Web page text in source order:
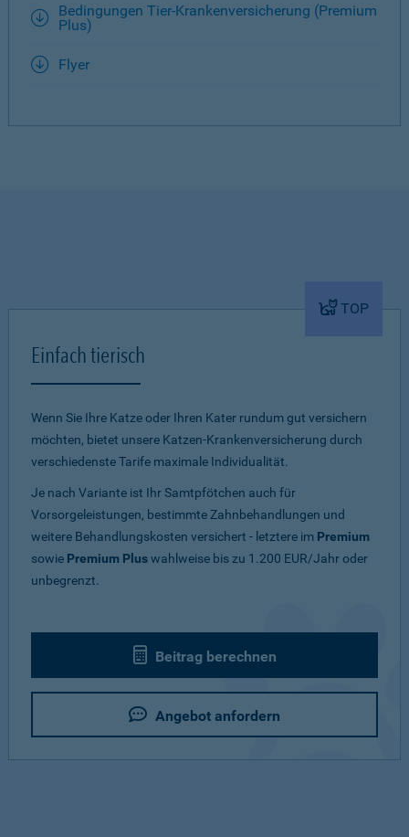
Bedingungen Tier-Krankenversicherung (Premium
Plus)
Flyer
TOP
Einfach tierisch
Wenn Sie Ihre Katze oder Ihren Kater rundum gut versichern
möchten, bietet unsere Katzen-Krankenversicherung durch
verschiedenste Tarife maximale Individualität.
Je nach Variante ist Ihr Samtpfötchen auch für
Vorsorgeleistungen, bestimmte Zahnbehandlungen und
weitere Behandlungskosten versichert - letztere im Premium
sowie Premium Pluswahlweise bis zu 1.200 EUR/Jahr oder
unbegrenzt.
Beitrag berechnen
Angebot anfordern